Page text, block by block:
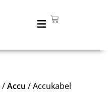
/Accu / Accukabel